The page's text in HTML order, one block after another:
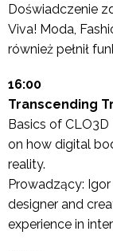
Doświadczenie
Viva! Moda,
również pełnił
16:00
Transcending
Basics of
on how digital
reality.
Prowadzący:
designer and
experience in